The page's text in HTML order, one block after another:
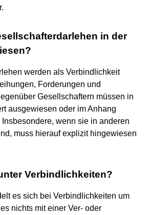
in der
werden als Verbindlichkeit
Forderungen und
Gesellschaftern müssen in
ausgewiesen oder im Anhang
wenn sie in anderen
muss hierauf explizit hingewiesen
Verbindlichkeiten?
es sich bei Verbindlichkeiten um
nichts mit einer Ver- oder